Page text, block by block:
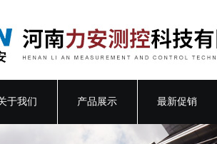
于我们 产品展示 最新促销